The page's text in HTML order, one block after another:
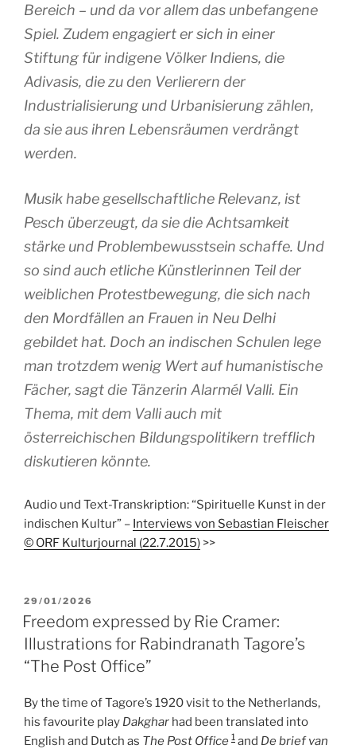
Bereich – und da vor allem das unbefangene
Spiel. Zudem engagiert er sich in einer
Stiftung für indigene Völker Indiens, die
Adivasis, die zu den Verlierern der
Industrialisierung und Urbanisierung zählen,
da sie aus ihren Lebensräumen verdrängt
werden.
Musik habe gesellschaftliche Relevanz, ist
Pesch überzeugt, da sie die Achtsamkeit
stärke und Problembewusstsein schaffe. Und
so sind auch etliche Künstlerinnen Teil der
weiblichen Protestbewegung, die sich nach
den Mordfällen an Frauen in Neu Delhi
gebildet hat. Doch an indischen Schulen lege
man trotzdem wenig Wert auf humanistische
Fächer, sagt die Tänzerin Alarmél Valli. Ein
Thema, mit dem Valli auch mit
österreichischen Bildungspolitikern trefflich
diskutieren könnte.
Audio und Text-Transkription: “Spirituelle Kunst in der
indischen Kultur” – Interviews von Sebastian Fleischer
© ORF Kulturjournal (22.7.2015) >>
POSTED
ON
29/01/2026
Freedom expressed by Rie Cramer:
Illustrations for Rabindranath Tagore’s
“The Post Office”
By the time of Tagore’s 1920 visit to the Netherlands,
his favourite play Dakghar had been translated into
English and Dutch as The Post Office 1 and De brief van